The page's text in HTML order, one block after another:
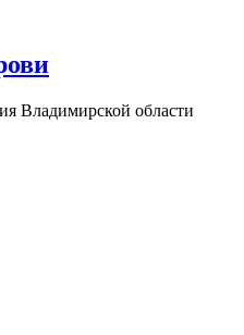
Владимирской области